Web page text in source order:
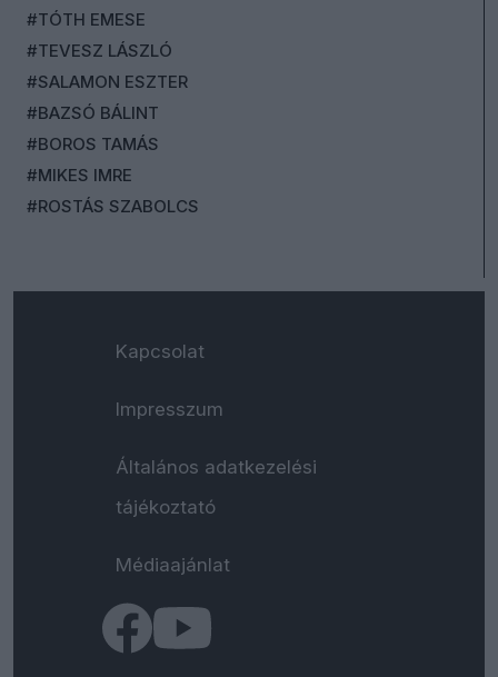
#TÓTH EMESE
#TEVESZ LÁSZLÓ
#SALAMON ESZTER
#BAZSÓ BÁLINT
#BOROS TAMÁS
#MIKES IMRE
#ROSTÁS SZABOLCS
Kapcsolat
Impresszum
Általános adatkezelési
tájékoztató
Médiaajánlat